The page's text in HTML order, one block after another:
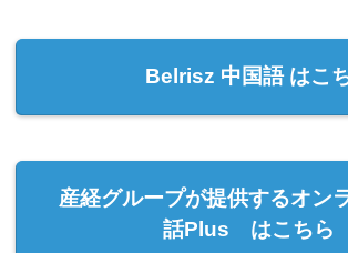
Belrisz 中国語 はこ
産経グループが提供するオン
話Plus はこちら